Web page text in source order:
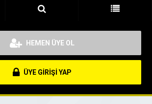
HEMEN ÜYE OL
ÜYE GİRİŞİ YAP